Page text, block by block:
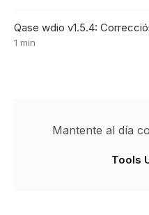
Qase wdio v1.5.4:
1 min
Mantente al día
Tools